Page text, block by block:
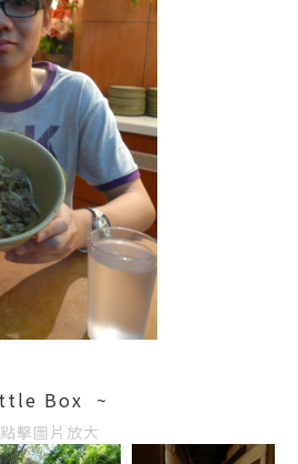
Box ~
點擊圖片放大